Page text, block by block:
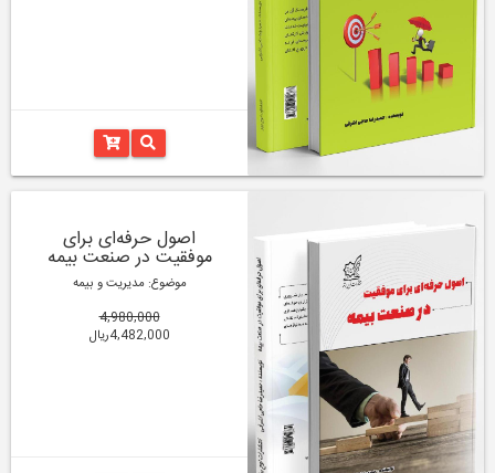
اصول حرفه‌ای برای
موفقیت در صنعت بیمه
موضوع: مدیریت و بیمه
4,980,000
4,482,000ریال